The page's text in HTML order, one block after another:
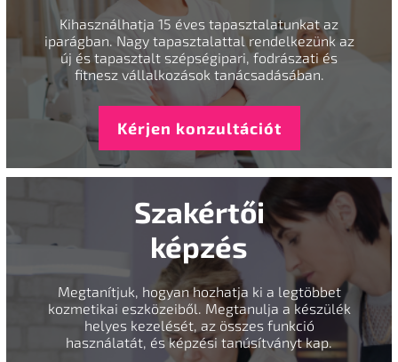
Kihasználhatja 15 éves tapasztalatunkat az
iparágban. Nagy tapasztalattal rendelkezünk az
új és tapasztalt szépségipari, fodrászati és
fitnesz vállalkozások tanácsadásában.
Kérjen konzultációt
Szakértői
képzés
Megtanítjuk, hogyan hozhatja ki a legtöbbet
kozmetikai eszközeiből. Megtanulja a készülék
helyes kezelését, az összes funkció
használatát, és képzési tanúsítványt kap.